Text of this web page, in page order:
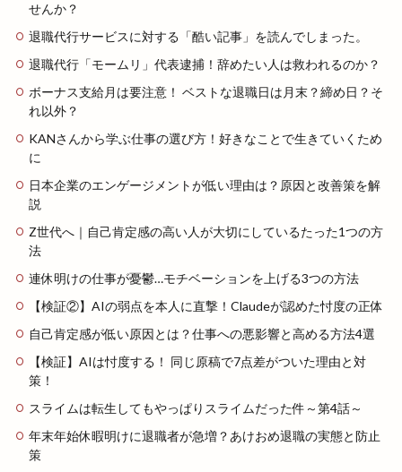
せんか？
退職代行サービスに対する「酷い記事」を読んでしまった。
退職代行「モームリ」代表逮捕！辞めたい人は救われるのか？
ボーナス支給月は要注意！ ベストな退職日は月末？締め日？そ
れ以外？
KANさんから学ぶ仕事の選び方！好きなことで生きていくため
に
日本企業のエンゲージメントが低い理由は？原因と改善策を解
説
Z世代へ｜自己肯定感の高い人が大切にしているたった1つの方
法
連休明けの仕事が憂鬱…モチベーションを上げる3つの方法
【検証②】AIの弱点を本人に直撃！Claudeが認めた忖度の正体
自己肯定感が低い原因とは？仕事への悪影響と高める方法4選
【検証】AIは忖度する！ 同じ原稿で7点差がついた理由と対
策！
スライムは転生してもやっぱりスライムだった件～第4話～
年末年始休暇明けに退職者が急増？あけおめ退職の実態と防止
策